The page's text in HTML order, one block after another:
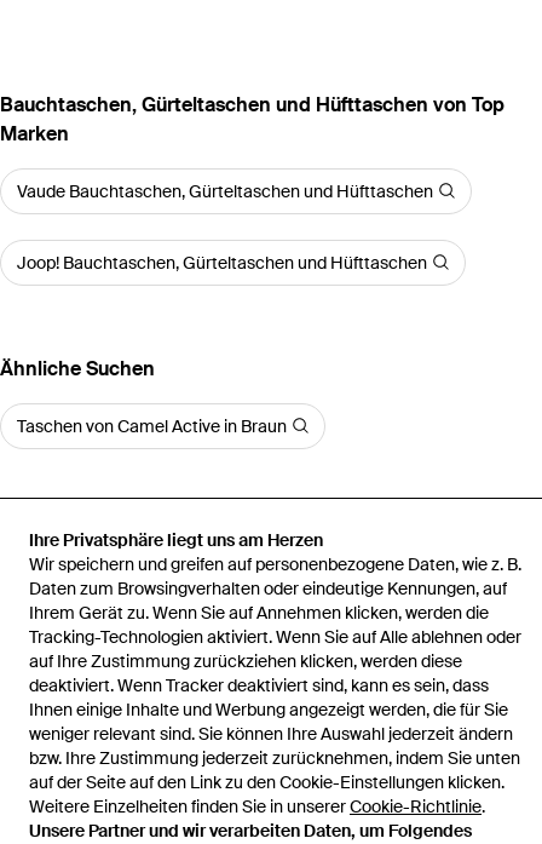
Ihre Privatsphäre liegt uns am Herzen
Wir speichern und greifen auf personenbezogene Daten, wie z. B.
Daten zum Browsingverhalten oder eindeutige Kennungen, auf
Ihrem Gerät zu. Wenn Sie auf Annehmen klicken, werden die
Tracking-Technologien aktiviert. Wenn Sie auf Alle ablehnen oder
auf Ihre Zustimmung zurückziehen klicken, werden diese
deaktiviert. Wenn Tracker deaktiviert sind, kann es sein, dass
Ihnen einige Inhalte und Werbung angezeigt werden, die für Sie
weniger relevant sind. Sie können Ihre Auswahl jederzeit ändern
bzw. Ihre Zustimmung jederzeit zurücknehmen, indem Sie unten
auf der Seite auf den Link zu den Cookie-Einstellungen klicken.
Weitere Einzelheiten finden Sie in unsererCookie-Richtlinie.
Unsere Partner und wir verarbeiten Daten, um Folgendes
Bauchtaschen, Gürteltaschen und Hüfttaschen von Top
Marken
Vaude Bauchtaschen, Gürteltaschen und Hüfttaschen
Joop! Bauchtaschen, Gürteltaschen und Hüfttaschen
Ähnliche Suchen
Taschen von Camel Active in Braun
Startseite
Herren Bauchtaschen, Gürteltaschen und Hüfttaschen
Gürteltasche Bari
Hilfe und Informationen